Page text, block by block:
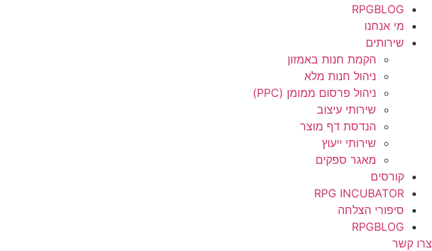
RPGBLOG
מי אנחנו
שירותים
הקמת חנות באמזון
ניהול חנות מלא
ניהול פרסום ממומן (PPC)
שירותי עיצוב
הנדסת דף מוצר
שירותי ייעוץ
מאגר ספקים
קורסים
RPG INCUBATOR
סיפורי הצלחה
RPGBLOG
צרו קשר